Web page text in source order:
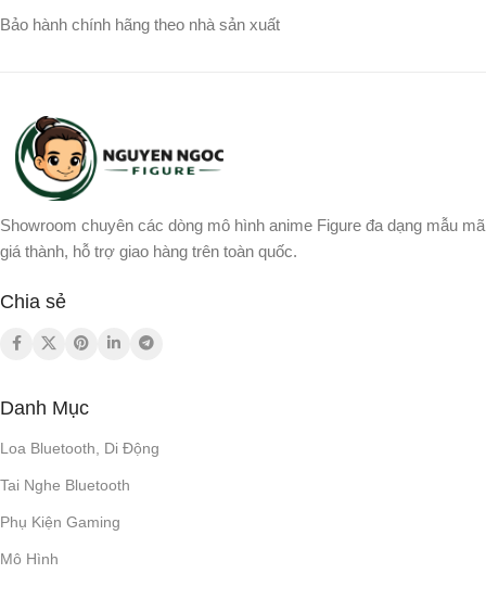
Bảo hành chính hãng theo nhà sản xuất
Showroom chuyên các dòng mô hình anime Figure đa dạng mẫu mã
giá thành, hỗ trợ giao hàng trên toàn quốc.
Chia sẻ
Danh Mục
Loa Bluetooth, Di Động
Tai Nghe Bluetooth
Phụ Kiện Gaming
Mô Hình